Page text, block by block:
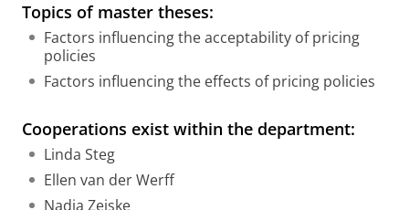
Topics of master theses:
Factors influencing the acceptability of pricing
policies
Factors influencing the effects of pricing policies
Cooperations exist within the department:
Linda Steg
Ellen van der Werff
Nadja Zeiske